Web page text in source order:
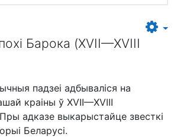
Барока (XVІІ—XVІІІ
падзеі адбываліся на
краіны ў XVIІ—XVIІІ
адказе выкарыстайце звесткі
Беларусі.